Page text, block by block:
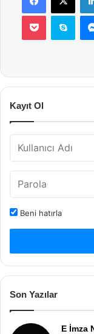
Pocket
Kayıt Ol
Beni hatırla
Son Yazılar
E İmza